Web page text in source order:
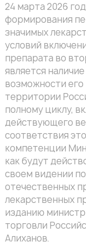
24 марта 2026
формирования
значимых
условий
препарата во
является
возможности
территории
полному циклу,
действующего
соответствия
компетенции
как будут
своем видении
отечественных
лекарственных
изданию
торговли
Алиханов.